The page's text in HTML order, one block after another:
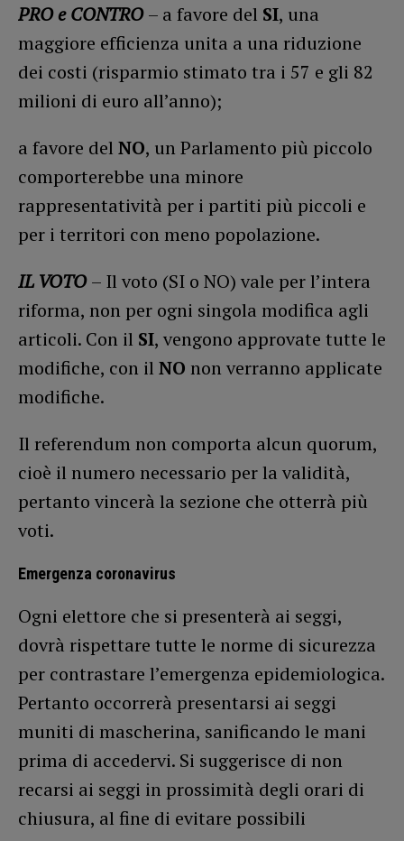
PRO e CONTRO– a favore del SI, una
maggiore efficienza unita a una riduzione
dei costi (risparmio stimato tra i 57 e gli 82
milioni di euro all’anno);
a favore del NO, un Parlamento più piccolo
comporterebbe una minore
rappresentatività per i partiti più piccoli e
per i territori con meno popolazione.
IL VOTO– Il voto (SI o NO) vale per l’intera
riforma, non per ogni singola modifica agli
articoli. Con il SI, vengono approvate tutte le
modifiche, con il NO non verranno applicate
modifiche.
Il referendum non comporta alcun quorum,
cioè il numero necessario per la validità,
pertanto vincerà la sezione che otterrà più
voti.
Emergenza coronavirus
Ogni elettore che si presenterà ai seggi,
dovrà rispettare tutte le norme di sicurezza
per contrastare l’emergenza epidemiologica.
Pertanto occorrerà presentarsi ai seggi
muniti di mascherina, sanificando le mani
prima di accedervi. Si suggerisce di non
recarsi ai seggi in prossimità degli orari di
chiusura, al fine di evitare possibili